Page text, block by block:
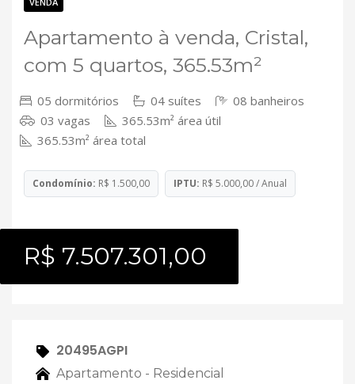
Apartamento à venda, Cristal,
com 5 quartos, 365.53m²
05 dormitórios 04 suítes
08 banheiros
03 vagas
365.53m² área útil
365.53m² área total
Condomínio: R$ 1.500,00 IPTU: R$ 5.000,00 / Anual
R$ 7.507.301,00
20495AGPI
Apartamento - Residencial